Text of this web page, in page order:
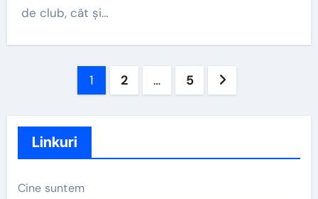
de club, cât și…
1 2 … 5
Linkuri
Cine suntem